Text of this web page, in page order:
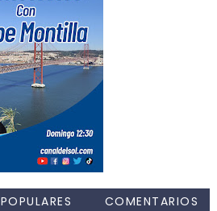
POPULARES COMENTARIOS